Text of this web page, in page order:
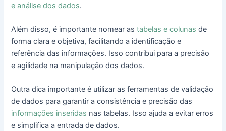
e análise dos dados.
Além disso, é importante nomear astabelas e colunas de
forma clara e objetiva, facilitando a identificação e
referência das informações. Isso contribui para a precisão
e agilidade na manipulação dos dados.
Outra dica importante é utilizar as ferramentas de validação
de dados para garantir a consistência e precisão das
informações inseridas nas tabelas. Isso ajuda a evitar erros
e simplifica a entrada de dados.